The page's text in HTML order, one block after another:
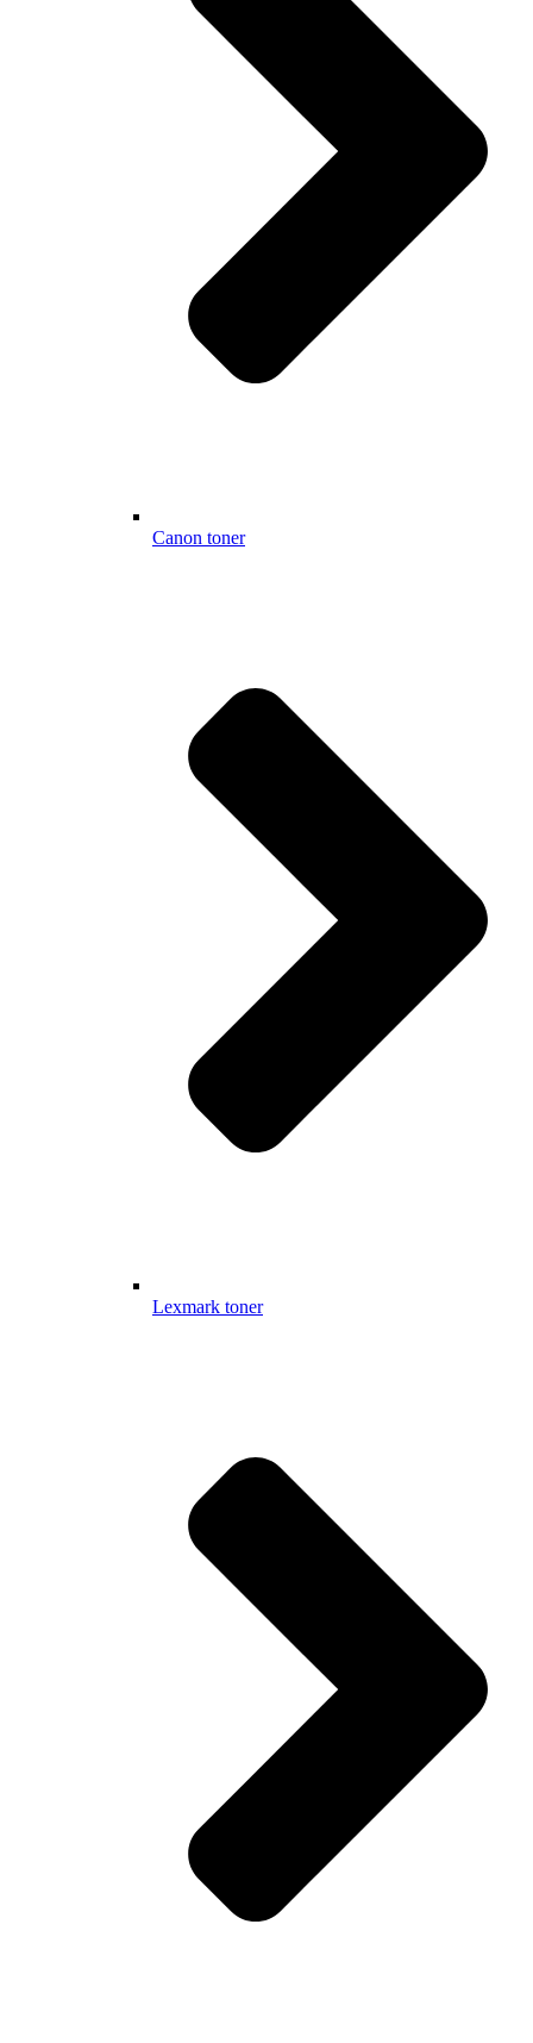
Canon toner
Lexmark toner